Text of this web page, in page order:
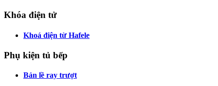
Khóa điện tử
Khoá điện từ Hafele
Phụ kiện tủ bếp
Bản lề ray trượt